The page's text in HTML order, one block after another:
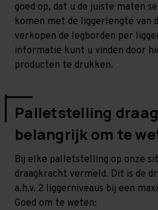
goed op, dat u de juiste maten
komen met de liggerlengte van
verkopen de legborden per
informatie kunt u vinden door
producten te drukken.
Palletstelling
belangrijk om te
Bij elke palletstelling op onze
draagkracht vermeld. Dit is de
a.h.v. 2 liggerniveaus bij een
Goed om te weten: